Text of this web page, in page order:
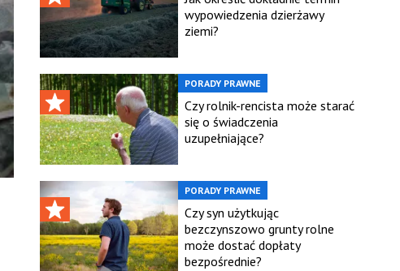
wypowiedzenia dzierżawy
ziemi?
PORADY PRAWNE
Czy rolnik-rencista może starać
się o świadczenia
uzupełniające?
PORADY PRAWNE
Czy syn użytkując
bezczynszowo grunty rolne
może dostać dopłaty
bezpośrednie?